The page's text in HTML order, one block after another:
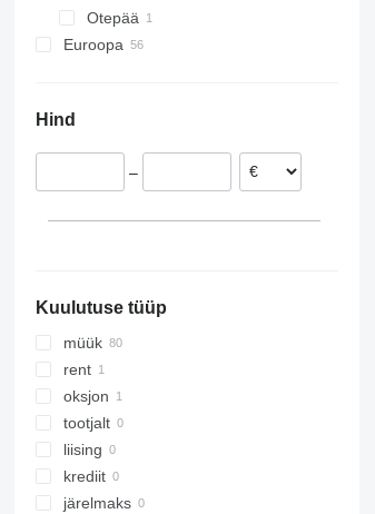
B11
B12
Otepää
Euroopa
Soome
Poola
Hind
–
Kuulutuse tüüp
müük
rent
oksjon
tootjalt
liising
krediit
järelmaks